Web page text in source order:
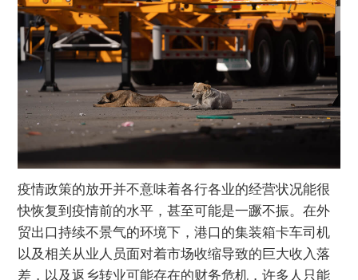
疫情政策的放开并不意味着各行各业的经营状况能很
快恢复到疫情前的水平，甚至可能是一蹶不振。在外
贸出口持续不景气的环境下，港口的集装箱卡车司机
以及相关从业人员面对着市场收缩导致的巨大收入落
差，以及返乡转业可能存在的财务危机，许多人只能